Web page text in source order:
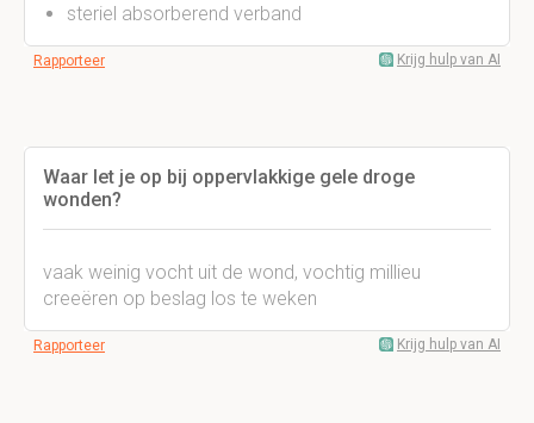
steriel absorberend verband
Rapporteer Krijg hulp van AI
Waar let je op bij oppervlakkige gele droge
wonden?
vaak weinig vocht uit de wond, vochtig millieu
creeëren op beslag los te weken
Rapporteer Krijg hulp van AI